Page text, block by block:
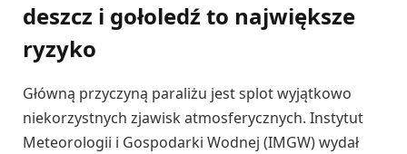
deszcz i gołoledź to największe
ryzyko
Główną przyczyną paraliżu jest splot wyjątkowo
niekorzystnych zjawisk atmosferycznych. Instytut
Meteorologii i Gospodarki Wodnej (IMGW) wydał